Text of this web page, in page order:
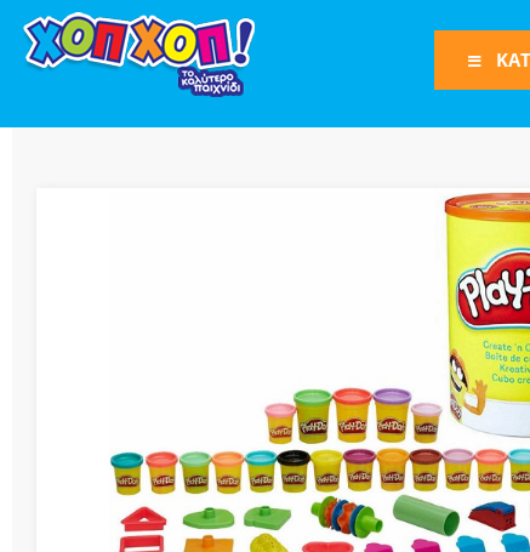
Φιγούρες
Φιγούρες
Bruder
Οχήματα
Πίστες-Γκαράζ
Παιχνίδια
Play Set
Όπλα